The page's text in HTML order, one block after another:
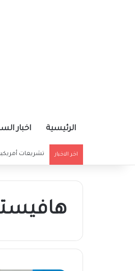
الرئيسية اخبار
اخر الاخبار تشريعات